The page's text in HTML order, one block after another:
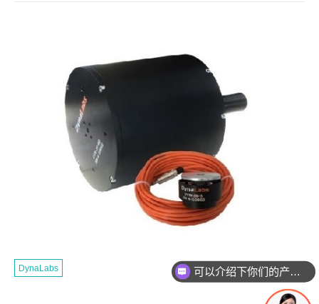
DynaLabs 可以介绍下你们的产品么